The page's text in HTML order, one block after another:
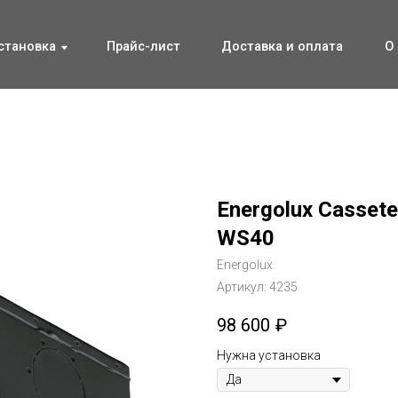
Прайс-лист Доставка и оплата О компании
Прайс-лист Доставка и оплата О компании
Energolux
WS40
Energolux
Артикул: 4235
98 600 ₽
Нужна установка